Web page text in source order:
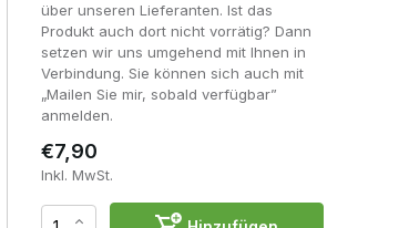
über unseren Lieferanten. Ist das
Produkt auch dort nicht vorrätig? Dann
setzen wir uns umgehend mit Ihnen in
Verbindung. Sie können sich auch mit
„Mailen Sie mir, sobald verfügbar”
anmelden.
€7,90
Inkl. MwSt.